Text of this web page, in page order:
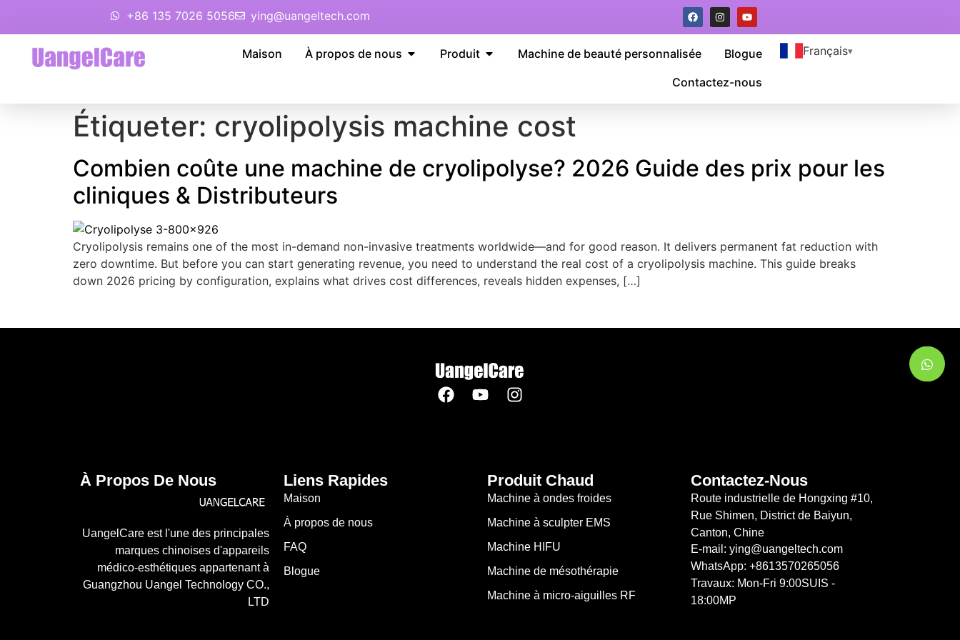
+86 135 7026 5056 ying@uangeltech.com
Maison À propos de nous Produit Machine de beauté personnalisée
Blogue
Contactez-nous
Français
Étiqueter: cryolipolysis machine cost
Combien coûte une machine de cryolipolyse? 2026 Guide des prix pour les
cliniques & Distributeurs
Cryolipolysis remains one of the most in-demand non-invasive treatments worldwide—and for good reason. It delivers permanent fat reduction with
zero downtime. But before you can start generating revenue, you need to understand the real cost of a cryolipolysis machine. This guide breaks
down 2026 pricing by configuration, explains what drives cost differences, reveals hidden expenses, […]
À Propos De Nous
UangelCare est l'une des principales
marques chinoises d'appareils
médico-esthétiques appartenant à
Guangzhou Uangel Technology CO.,
LTD
Liens Rapides
Maison
À propos de nous
FAQ
Blogue
Produit Chaud
Machine à ondes froides
Machine à sculpter EMS
Machine HIFU
Machine de mésothérapie
Machine à micro-aiguilles RF
Contactez-Nous
Route industrielle de Hongxing #10,
Rue Shimen, District de Baiyun,
Canton, Chine
E-mail: ying@uangeltech.com
WhatsApp: +8613570265056
Travaux: Mon-Fri 9:00SUIS -
18:00MP